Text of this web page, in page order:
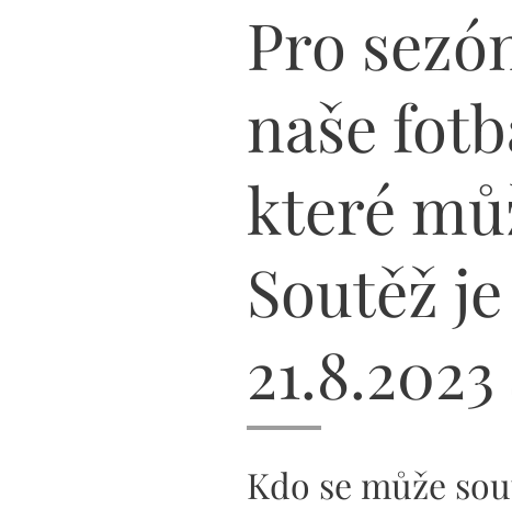
Pro
naše
které
Soutěž
Kdo se může